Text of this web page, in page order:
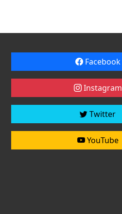
Facebook
Instagram
Twitter
YouTube